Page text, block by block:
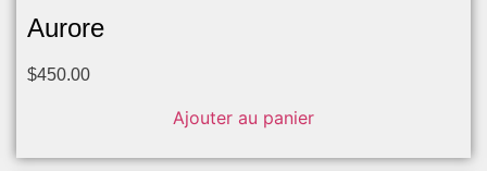
Aurore
$450.00
Ajouter au panier